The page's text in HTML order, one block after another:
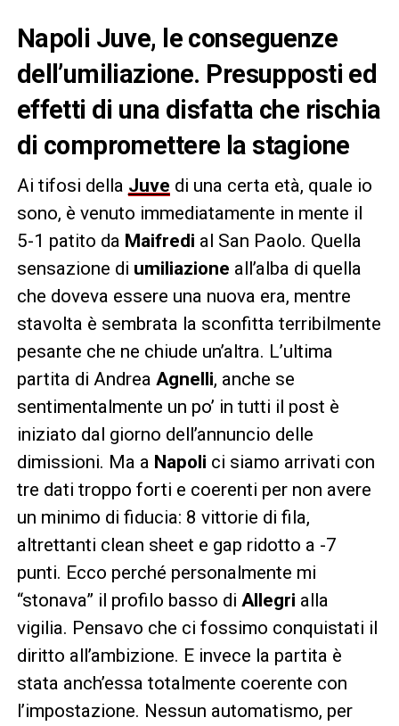
Napoli Juve, le conseguenze
dell’umiliazione. Presupposti ed
effetti di una disfatta che rischia
di compromettere la stagione
Ai tifosi della Juve di una certa età, quale io
sono, è venuto immediatamente in mente il
5-1 patito da Maifredi al San Paolo. Quella
sensazione di umiliazione all’alba di quella
che doveva essere una nuova era, mentre
stavolta è sembrata la sconfitta terribilmente
pesante che ne chiude un’altra. L’ultima
partita di Andrea Agnelli, anche se
sentimentalmente un po’ in tutti il post è
iniziato dal giorno dell’annuncio delle
dimissioni. Ma a Napoli ci siamo arrivati con
tre dati troppo forti e coerenti per non avere
un minimo di fiducia: 8 vittorie di fila,
altrettanti clean sheet e gap ridotto a -7
punti. Ecco perché personalmente mi
“stonava” il profilo basso di Allegri alla
vigilia. Pensavo che ci fossimo conquistati il
diritto all’ambizione. E invece la partita è
stata anch’essa totalmente coerente con
l’impostazione. Nessun automatismo, per